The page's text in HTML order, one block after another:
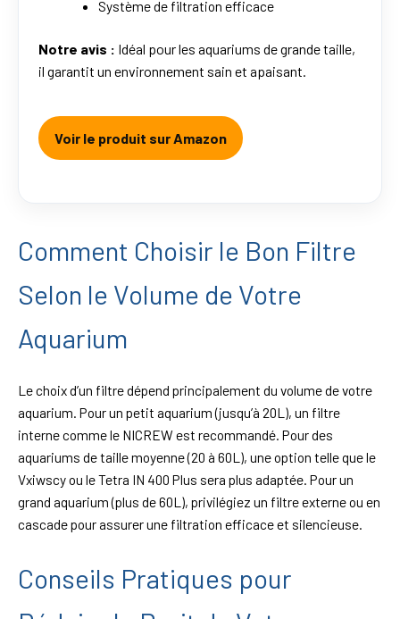
Système de filtration efficace
Notre avis : Idéal pour les aquariums de grande taille,
il garantit un environnement sain et apaisant.
Voir le produit sur Amazon
Comment Choisir le Bon Filtre
Selon le Volume de Votre
Aquarium
Le choix d’un filtre dépend principalement du volume de votre
aquarium. Pour un petit aquarium (jusqu’à 20L), un filtre
interne comme le NICREW est recommandé. Pour des
aquariums de taille moyenne (20 à 60L), une option telle que le
Vxiwscy ou le Tetra IN 400 Plus sera plus adaptée. Pour un
grand aquarium (plus de 60L), privilégiez un filtre externe ou en
cascade pour assurer une filtration efficace et silencieuse.
Conseils Pratiques pour